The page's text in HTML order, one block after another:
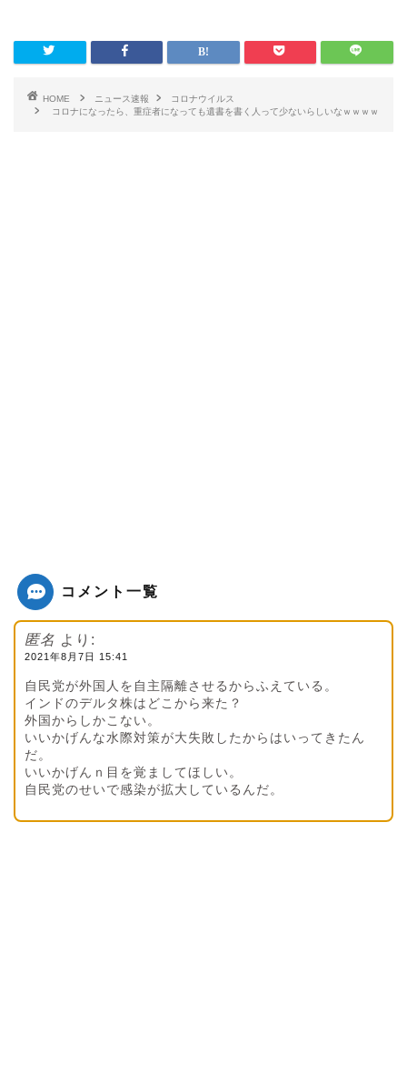
HOME ニュース速報
コロナウイルス
コロナになったら、重症者になっても遺書を書く人って少ないらしいなｗｗｗｗ
コメント一覧
匿名 より:
2021年8月7日 15:41
自民党が外国人を自主隔離させるからふえている。
インドのデルタ株はどこから来た？
外国からしかこない。
いいかげんな水際対策が大失敗したからはいってきたん
だ。
いいかげんｎ目を覚ましてほしい。
自民党のせいで感染が拡大しているんだ。